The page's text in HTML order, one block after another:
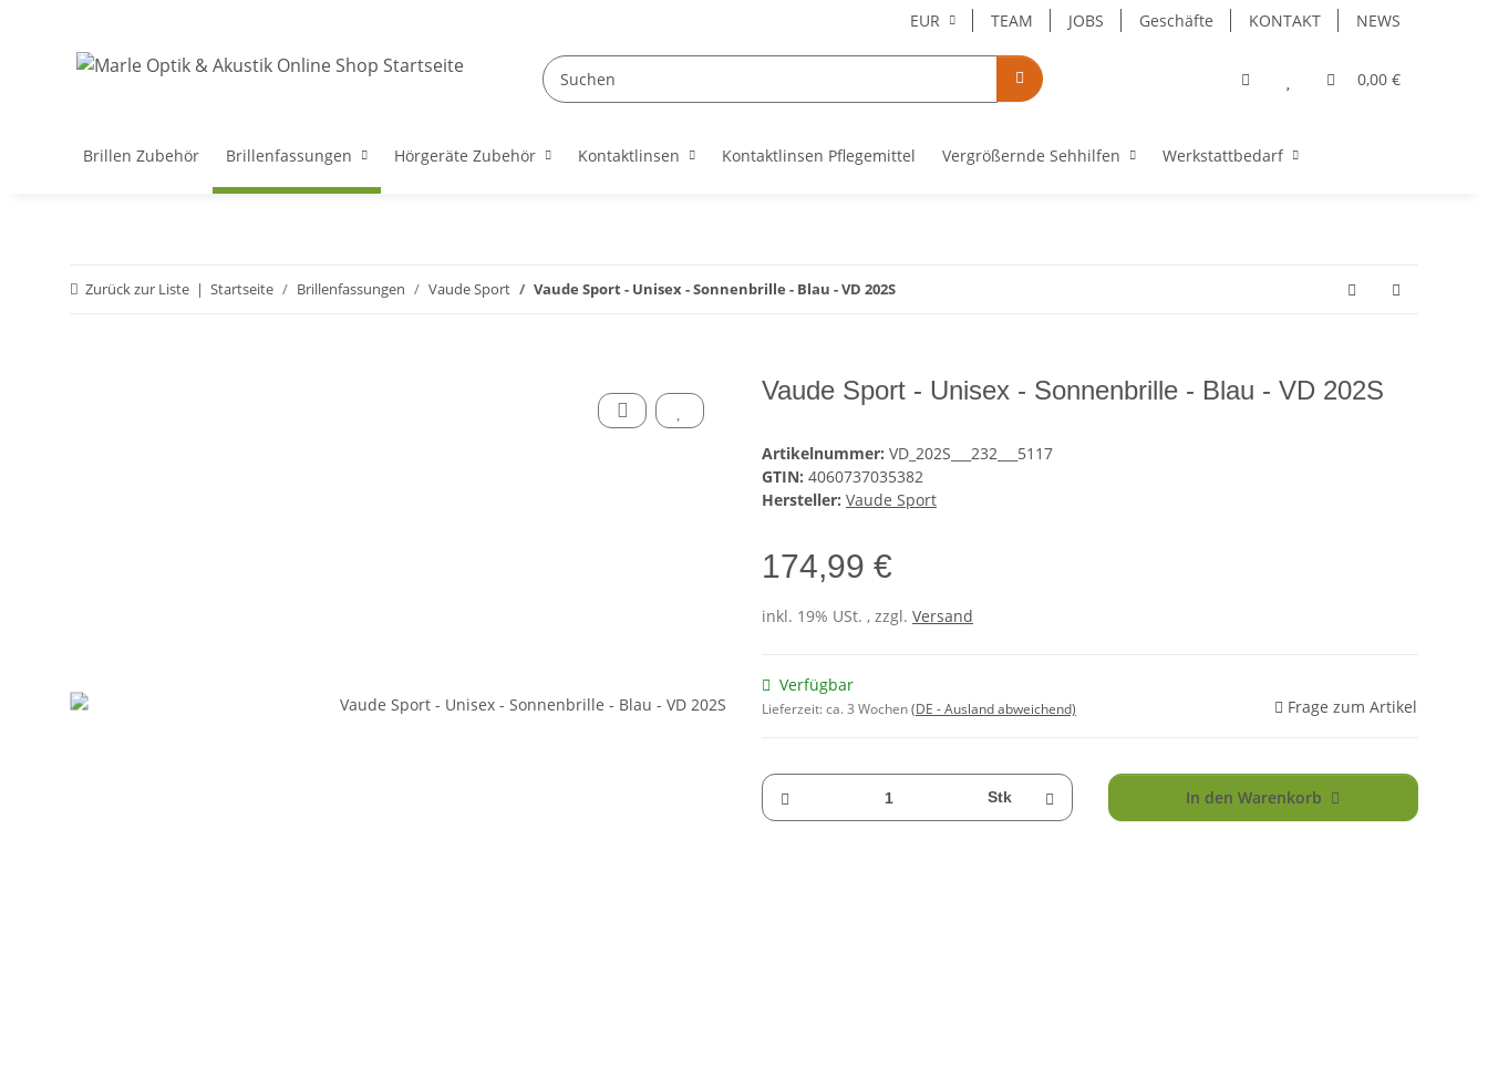
EUR TEAM JOBS Geschäfte KONTAKT NEWS
0,00 €
Brillen Zubehör Brillenfassungen Hörgeräte Zubehör Kontaktlinsen Kontaktlinsen Pflegemittel Vergrößernde Sehhilfen Werkstattbedarf
Zurück zur Liste Startseite Brillenfassungen Vaude Sport Vaude Sport - Unisex - Sonnenbrille - Blau - VD 202S
Vaude Sport - Unisex - Sonnenbrille - Blau - VD 202S
Artikelnummer: VD_202S___232___5117
GTIN: 4060737035382
Hersteller: Vaude Sport
174,99 €
inkl. 19% USt. , zzgl. Versand
Verfügbar
Lieferzeit:ca. 3 Wochen(DE - Ausland abweichend) Frage zum Artikel
Stk In den Warenkorb